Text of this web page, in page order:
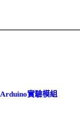
Arduino實驗模組